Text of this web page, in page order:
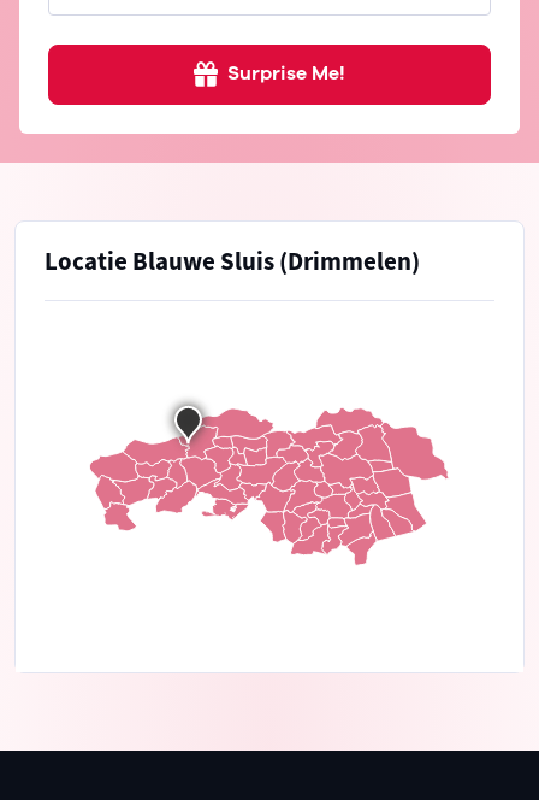
Surprise Me!
Locatie Blauwe Sluis (Drimmelen)